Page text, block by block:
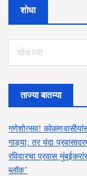
शोधा
ताज्या बातम्या
गणेशोत्सव!
गाड्या; तर यंदा
रविवारचा प्रवास
ब्लॉक’